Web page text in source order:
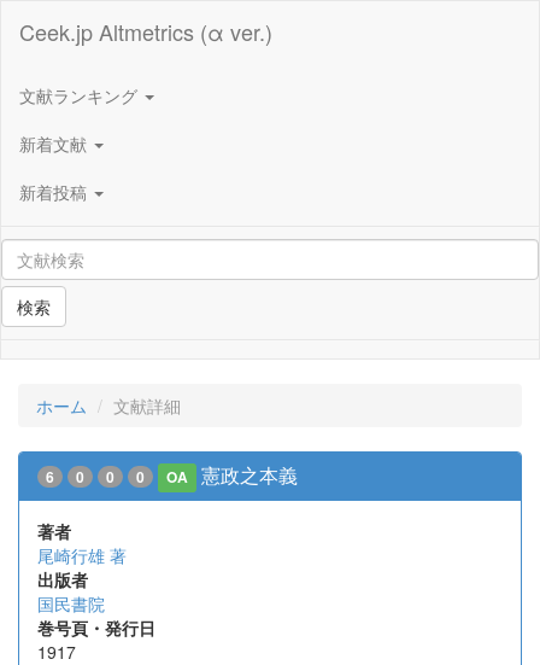
Ceek.jp Altmetrics (α ver.)
文献ランキング
新着文献
新着投稿
検索
ホーム 文献詳細
6 0 0 0 OA 憲政之本義
著者
尾崎行雄 著
出版者
国民書院
巻号頁・発行日
1917